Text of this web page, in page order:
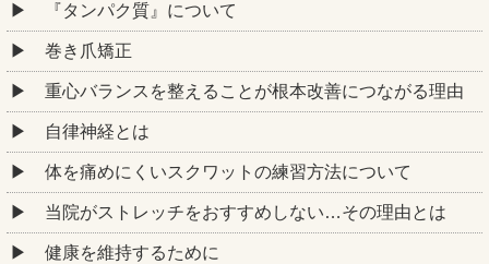
『タンパク質』について
巻き爪矯正
重心バランスを整えることが根本改善につながる理由
自律神経とは
体を痛めにくいスクワットの練習方法について
当院がストレッチをおすすめしない…その理由とは
健康を維持するために